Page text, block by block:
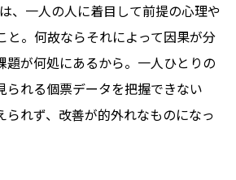
、一人の人に着目して前提の心理や
と。何故ならそれによって因果が分
題が何処にあるから。一人ひとりの
られる個票データを把握できない
られず、改善が的外れなものになっ